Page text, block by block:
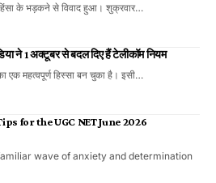
के भड़कने से विवाद हुआ। शुक्रवार…
ने 1 अक्टूबर से बदल दिए हैं टेलीकॉम नियम
एक महत्वपूर्ण हिस्सा बन चुका है। इसी…
for the UGC NET June 2026
wave of anxiety and determination